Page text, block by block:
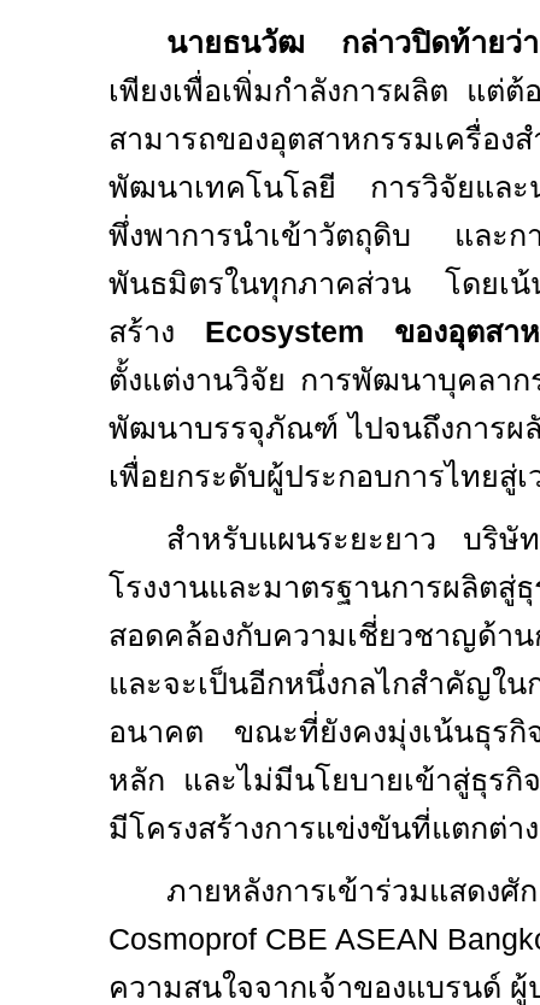
นายธนวัฒ กล่าวปิดท้ายว่า
เพียงเพื่อเพิ่มกำลังการผลิต แต่
สามารถของอุตสาหกรรมเครื่
พัฒนาเทคโนโลยี การวิจัยแล
พึ่งพาการนำเข้าวัตถุดิบ และก
พันธมิตรในทุกภาคส่วน โดยเน้
สร้าง Ecosystem ของอุตสา
ตั้งแต่งานวิจัย การพัฒนาบุคลา
พัฒนาบรรจุภัณฑ์ ไปจนถึงการผ
เพื่อยกระดับผู้ประกอบการไทยสู่เ
สำหรับแผนระยะยาว บริษั
โรงงานและมาตรฐานการผลิตสู่
สอดคล้องกับความเชี่ยวชาญด้าน
และจะเป็นอีกหนึ่งกลไกสำคัญใน
อนาคต ขณะที่ยังคงมุ่งเน้นธุรกิจ
หลัก และไม่มีนโยบายเข้าสู่ธุรกิ
มีโครงสร้างการแข่งขันที่แตกต่า
ภายหลังการเข้าร่วมแสดงศั
Cosmoprof CBE ASEAN
ความสนใจจากเจ้าของแบรนด์ ผู้